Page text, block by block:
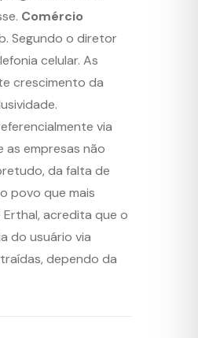
Comércio
Segundo o diretor
celular. As
crescimento da
via
as empresas não
da falta de
povo que mais
acredita que o
do usuário via
dependo da